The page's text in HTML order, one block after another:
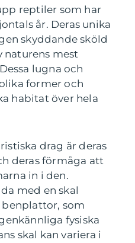
reptiler som har
år. Deras unika
skyddande sköld
naturens mest
lugna och
former och
habitat över hela
drag är deras
deras förmåga att
in i den.
med en skal
benplattor, som
fysiska
skal kan variera i